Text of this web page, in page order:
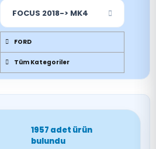
FOCUS 2018-> MK4
FORD
Tüm Kategoriler
1957 adet ürün
bulundu